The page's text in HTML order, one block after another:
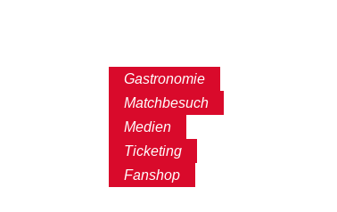
Gastronomie
Matchbesuch
Medien
Ticketing
Fanshop